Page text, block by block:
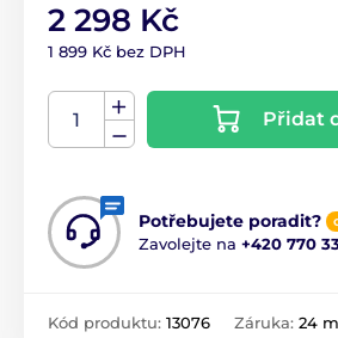
2 298 Kč
1 899 Kč bez DPH
Přidat
Potřebujete poradit?
Zavolejte na +420 770
Kód produktu: 13076 Záruka: 24